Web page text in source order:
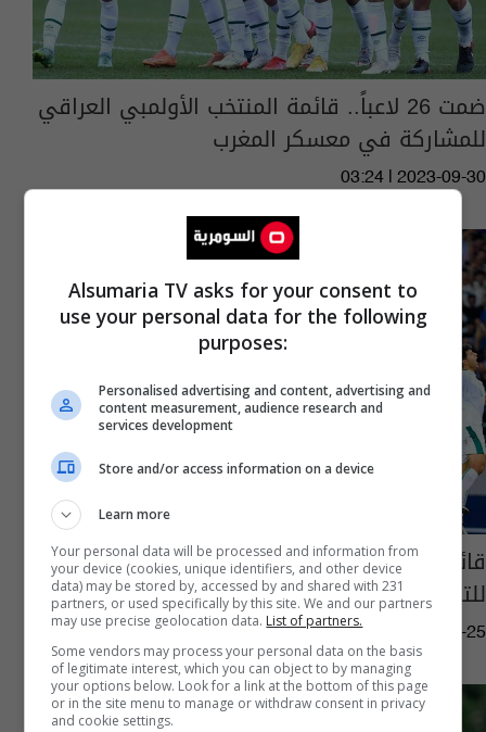
ضمت 26 لاعباً.. قائمة المنتخب الأولمبي العراقي
للمشاركة في معسكر المغرب
03:24 | 2023-09-30
قائمة المنتخب الأولمبي العراقي "الأولية" تحضيراً
للتصفيات القارية
11:20 | 2023-07-25
Alsumaria TV asks for your consent to
use your personal data for the following
purposes:
Personalised advertising and content, advertising and
content measurement, audience research and
services development
Store and/or access information on a device
Learn more
Your personal data will be processed and information from
your device (cookies, unique identifiers, and other device
data) may be stored by, accessed by and shared with 231
partners, or used specifically by this site. We and our partners
may use precise geolocation data. List of partners.
Some vendors may process your personal data on the basis
of legitimate interest, which you can object to by managing
your options below. Look for a link at the bottom of this page
or in the site menu to manage or withdraw consent in privacy
and cookie settings.